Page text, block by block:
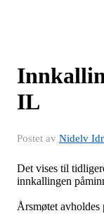
IL
Postet av Nidelv
Det vises til
innkallingen
Årsmøtet avholdes